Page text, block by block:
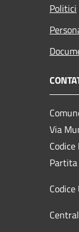
Politici
Via